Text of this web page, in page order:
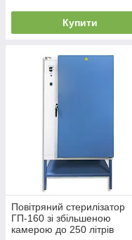
Купити
Повітряний стерилізатор
ГП-160 зі збільшеною
камерою до 250 літрів